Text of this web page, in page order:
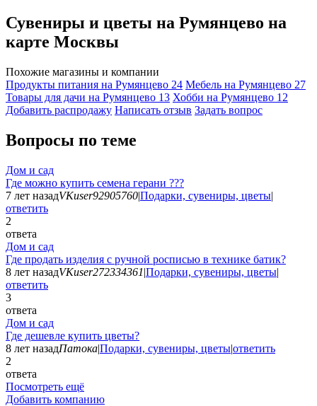
Сувениры и цветы на Румянцево на
карте Москвы
Похожие магазины и компании
Продукты питания на Румянцево 24 Мебель на Румянцево 27
Товары для дачи на Румянцево 13 Хобби на Румянцево 12
Добавить раcпродажу Написать отзыв Задать вопрос
Вопросы по теме
Дом и сад
Где можно купить семена герани ???
7 лет назадVKuser92905760|Подарки, сувениры, цветы|
ответить
2
ответа
Дом и сад
Где продать изделия с ручной росписью в технике батик?
8 лет назадVKuser272334361|Подарки, сувениры, цветы|
ответить
3
ответа
Дом и сад
Где дешевле купить цветы?
8 лет назадПатока|Подарки, сувениры, цветы|ответить
2
ответа
Посмотреть ещё
Добавить компанию